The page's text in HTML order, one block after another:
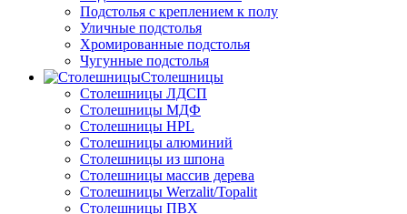
Подстолья с креплением к полу
Уличные подстолья
Хромированные подстолья
Чугунные подстолья
Столешницы
Столешницы ЛДСП
Столешницы МДФ
Столешницы HPL
Столешницы алюминий
Столешницы из шпона
Столешницы массив дерева
Столешницы Werzalit/Topalit
Столешницы ПВХ